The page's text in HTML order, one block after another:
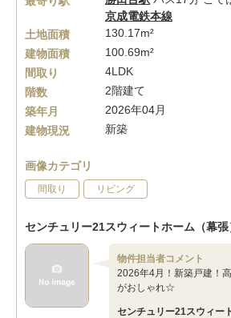
京成電鉄本線
土地面積
130.17m²
建物面積
100.69m²
間取り
4LDK
階数
2階建て
築年月
2026年04月
建物現況
新築
画像カテゴリ
間取り リビング
センチュリー21スウィートホーム（幕張
物件担当者コメント
2026年4月！新築戸建！
がおしゃれ☆
センチュリー21スウィー